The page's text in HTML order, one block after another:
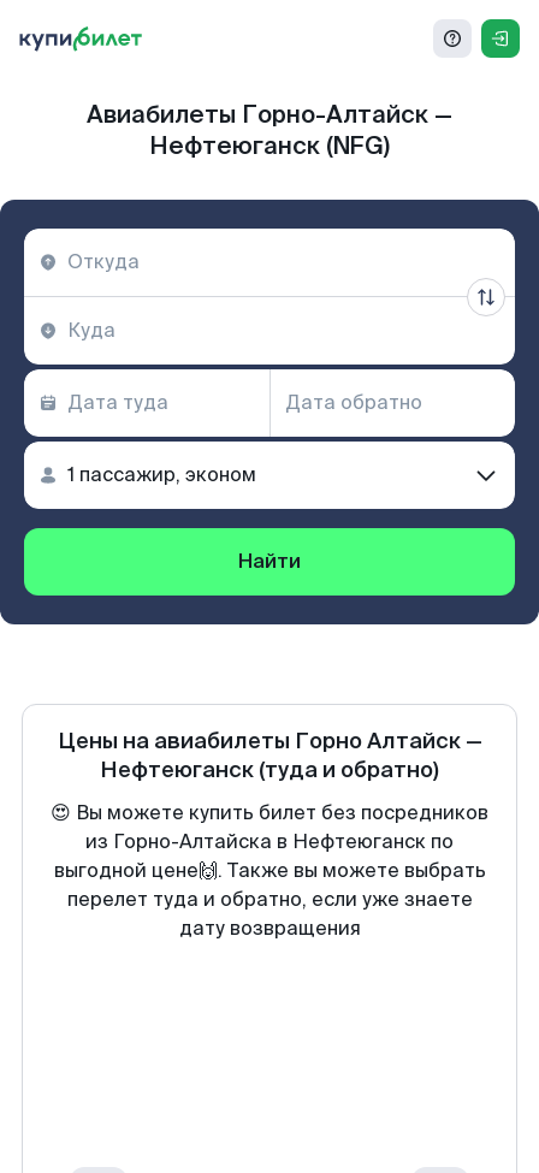
Авиабилеты Горно-Алтайск —
Нефтеюганск (NFG)
Найти
Цены на авиабилеты Горно Алтайск—
Нефтеюганск (туда и обратно)
😍 Вы можете купить билет без посредников
из Горно-Алтайска в Нефтеюганск по
выгодной цене🙌. Также вы можете выбрать
перелет туда и обратно, если уже знаете
дату возвращения